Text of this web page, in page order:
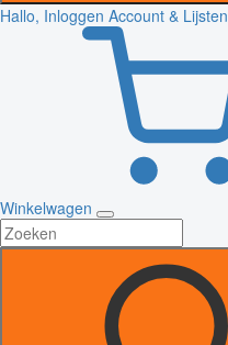
Hallo, Inloggen Account & Lijsten
Winkelwagen